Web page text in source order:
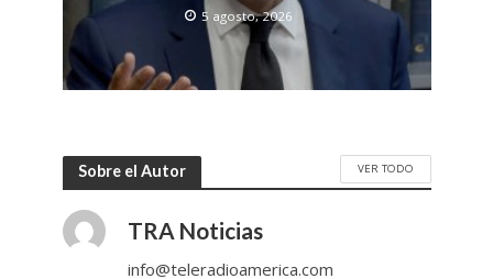
5 agosto, 2026
Sobre el Autor VER TODO
TRA Noticias
info@teleradioamerica.com